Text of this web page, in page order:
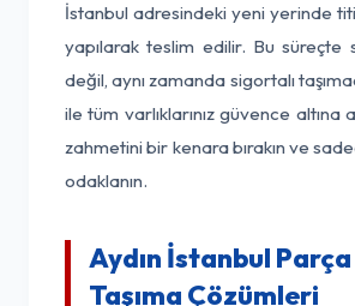
İstanbul adresindeki yeni yerinde
yapılarak teslim edilir. Bu süreçte
değil, aynı zamanda sigortalı
ile tüm varlıklarınız güvence altına
zahmetini bir kenara bırakın ve
odaklanın.
Aydın İstanbul
Taşıma Çözümleri